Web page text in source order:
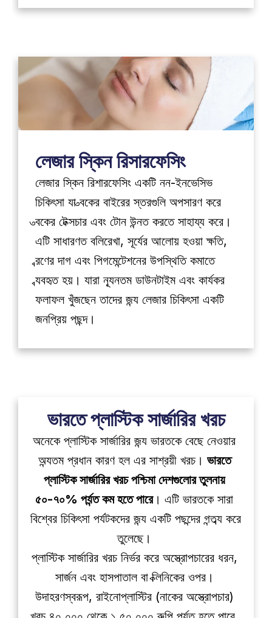
লেজার স্কিন রিসারফেসিং
লেজার স্কিন রিশারফেসিং একটি নন-ইনভেসিভ
চিকিৎসা যা ত্বকের বাইরের স্তরগুলি অপসারণ করে
ত্বকের টেক্সচার এবং টোন উন্নত করতে সাহায্য করে।
এটি সাধারণত বলিরেখা, সূর্যের আলোয় হওয়া ক্ষতি,
ব্রণের দাগ এবং পিগমেন্টেশনের উপস্থিতি কমাতে
ব্যবহৃত হয়। যারা ন্যূনতম ডাউনটাইম এবং কার্যকর
ফলাফল খুঁজছেন তাদের জন্য লেজার চিকিৎসা একটি
জনপ্রিয় পছন্দ।
ভারতে প্লাস্টিক সার্জারির খরচ
অনেকে প্লাস্টিক সার্জারির জন্য ভারতকে বেছে নেওয়ার
অন্যতম প্রধান কারণ হল এর সাশ্রয়ী খরচ। ভারতে
প্লাস্টিক সার্জারির খরচ পশ্চিমা দেশগুলোর তুলনায়
৫০-৭০% পর্যন্ত কম হতে পারে। এটি ভারতকে সারা
বিশ্বের চিকিৎসা পর্যটকদের জন্য একটি পছন্দের গন্তব্য করে
তুলেছে।
প্লাস্টিক সার্জারির খরচ নির্ভর করে অস্ত্রোপচারের ধরন,
সার্জন এবং হাসপাতাল বা ক্লিনিকের ওপর।
উদাহরণস্বরূপ, রাইনোপ্লাস্টির (নাকের অস্ত্রোপচার)